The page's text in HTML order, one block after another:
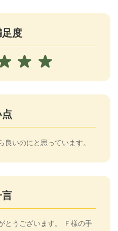
度
良いのにと思っています。
言
とうございます。 Ｆ様の手